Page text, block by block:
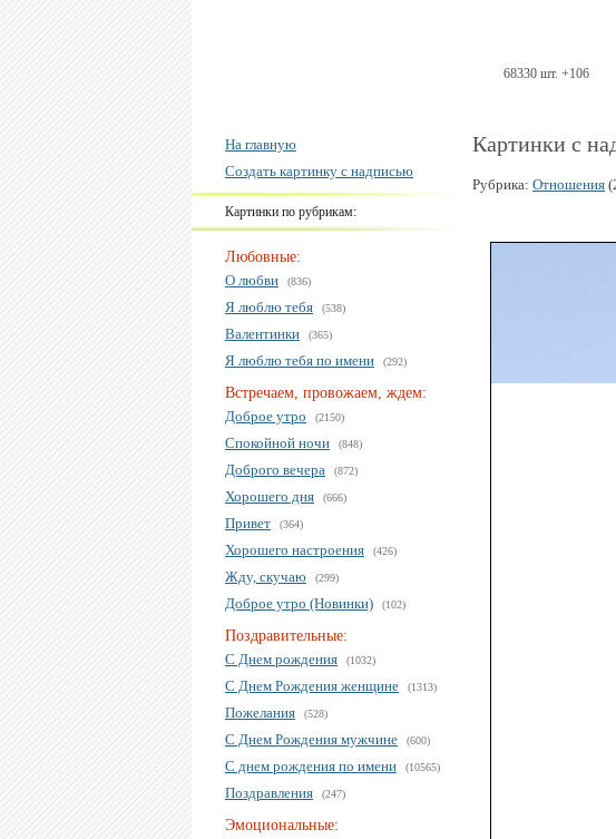
68330 шт. +106
На главную
Создать картинку с надписью
Картинки по рубрикам:
Любовные:
О любви
(836)
Я люблю тебя (538)
Валентинки (365)
Я люблю тебя по имени (292)
Встречаем, провожаем, ждем:
Доброе утро
(2150)
Спокойной ночи (848)
Доброго вечера (872)
Хорошего дня (666)
Привет (364)
Хорошего настроения (426)
Жду, скучаю (299)
Доброе утро (Новинки) (102)
Поздравительные:
С Днем рождения
(1032)
С Днем Рождения женщине (1313)
Пожелания (528)
С Днем Рождения мужчине (600)
С днем рождения по имени (10565)
Поздравления (247)
Эмоциональные:
Картинки с
Рубрика: Отношения